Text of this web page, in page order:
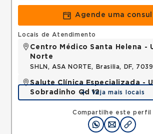
Agende uma
Compartilhe este perfil
Locais de Atendimento
Centro Médico Santa Helena -
Norte
SHLN, ASA NORTE, Brasilia, DF,
Salute Clínica Especializada -
Sobradinho Qd 12
QUADRA, SOBRADINHO, Brasilia, DF,
Veja mais locais